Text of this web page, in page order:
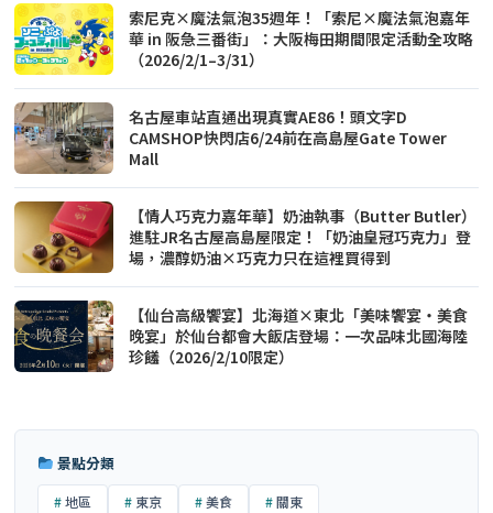
索尼克×魔法氣泡35週年！「索尼×魔法氣泡嘉年
華 in 阪急三番街」：大阪梅田期間限定活動全攻略
（2026/2/1–3/31）
名古屋車站直通出現真實AE86！頭文字D
CAMSHOP快閃店6/24前在高島屋Gate Tower
Mall
【情人巧克力嘉年華】奶油執事（Butter Butler）
進駐JR名古屋高島屋限定！「奶油皇冠巧克力」登
場，濃醇奶油×巧克力只在這裡買得到
【仙台高級饗宴】北海道×東北「美味饗宴・美食
晚宴」於仙台都會大飯店登場：一次品味北國海陸
珍饈（2026/2/10限定）
景點分類
地區 東京 美食 關東